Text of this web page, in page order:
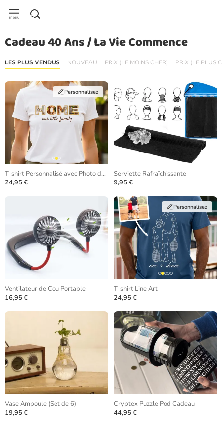
Cadeau 40 Ans / La Vie Commence
LES PLUS VENDUS NOUVEAU PRIX (LE MOINS CHER) PRIX (LE PLUS
Personnalisez
T-shirt Personnalisé avec Photo dans les Lettres
24,95 €
Serviette Rafraîchissante
9,95 €
Ventilateur de Cou Portable
16,95 €
Personnalisez
T-shirt Line Art
24,95 €
Vase Ampoule (Set de 6)
19,95 €
Cryptex Puzzle Pod Cadeau
44,95 €